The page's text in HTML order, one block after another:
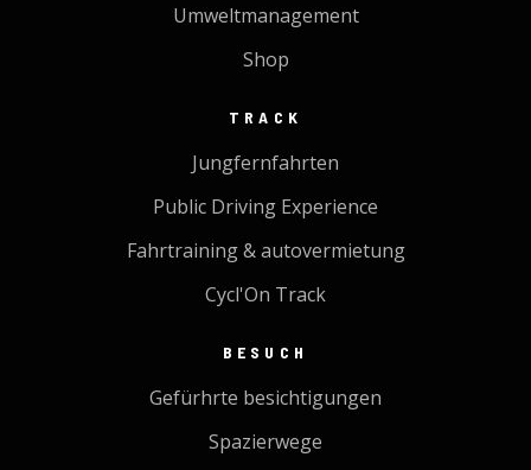
Umweltmanagement
Shop
TRACK
Jungfernfahrten
Public Driving Experience
Fahrtraining & autovermietung
Cycl'On Track
BESUCH
Gefürhrte besichtigungen
Spazierwege